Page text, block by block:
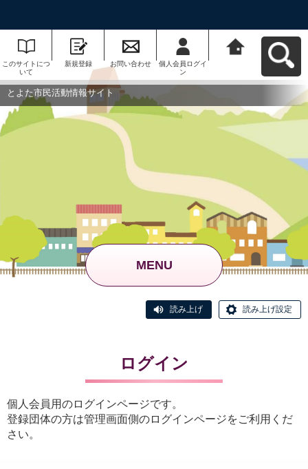
このサイトにつ
いて
新規登録 お問い合わせ
個人会員ログイ
ン
る
とよた市民活動情報サイト
MENU
読み上げ 読み上げ設定
ログイン
個人会員用のログインページです。
登録団体の方は管理画面側のログインページをご利用くだ
さい。